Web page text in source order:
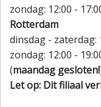
zondag: 12:00 -
Rotterdam
dinsdag - zaterdag:
zondag: 12:00 -
(maandag gesloten!
Let op: Dit filiaal